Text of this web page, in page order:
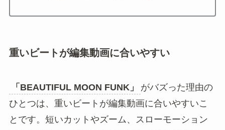
重いビートが編集動画に合いやすい
「BEAUTIFUL MOON FUNK」
がバズった理由の
ひとつは、重いビートが編集動画に合いやすいこ
とです。短いカットやズーム、スローモーション